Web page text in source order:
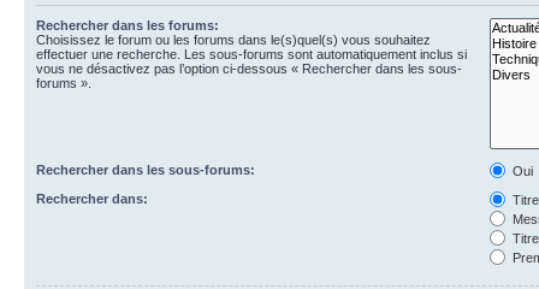
Rechercher dans les forums:
Choisissez le forum ou les forums dans le(s)quel(s) vous souhaitez
effectuer une recherche. Les sous-forums sont automatiquement inclus si
vous ne désactivez pas l’option ci-dessous « Rechercher dans les sous-
forums ».
Rechercher dans les sous-forums:
Oui
Rechercher dans: